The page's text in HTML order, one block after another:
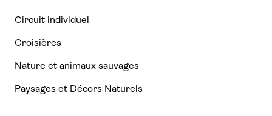
Circuit individuel
Croisières
Nature et animaux sauvages
Paysages et Décors Naturels